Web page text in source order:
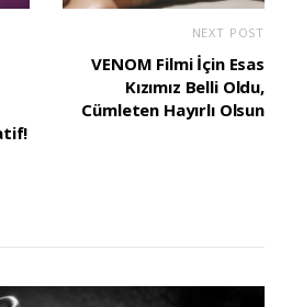
NEXT POST
VENOM Filmi İçin Esas
Kızımız Belli Oldu,
Cümleten Hayırlı Olsun